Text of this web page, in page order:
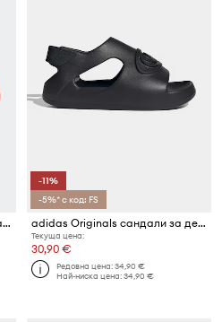
Детски сандали adidas Originals SUPERSTAR SANDAL
-11%
-5%* с код: FS
adidas Originals сандали за деца CAMPUS 00s FOAM SLIDE
Текуща цена:
30,90 €
Редовна цена:34,90 €
Най-ниска цена:34,90 €